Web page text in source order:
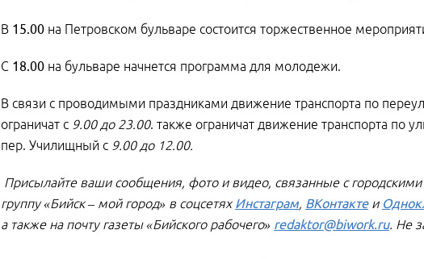
В 15.00 на Петровском бульваре состоится торжественное
С 18.00 на бульваре начнется программа для молодежи.
В связи с проводимыми праздниками движение транспорта по
ограничат с 9.00 до 23.00. также ограничат движение транспорта по
пер. Училищный с 9.00 до 12.00.
Присылайте ваши сообщения, фото и видео, связанные с
группу «Бийск – мой город» в соцсетях Инстаграм, ВКонтактеи
а также на почту газеты «Бийского рабочего» redaktor@biwork.ru. Не